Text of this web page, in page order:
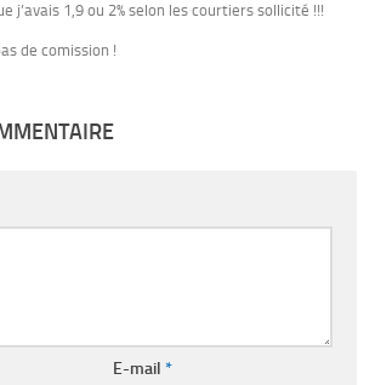
j’avais 1,9 ou 2% selon les courtiers sollicité !!!
de comission !
E-mail *